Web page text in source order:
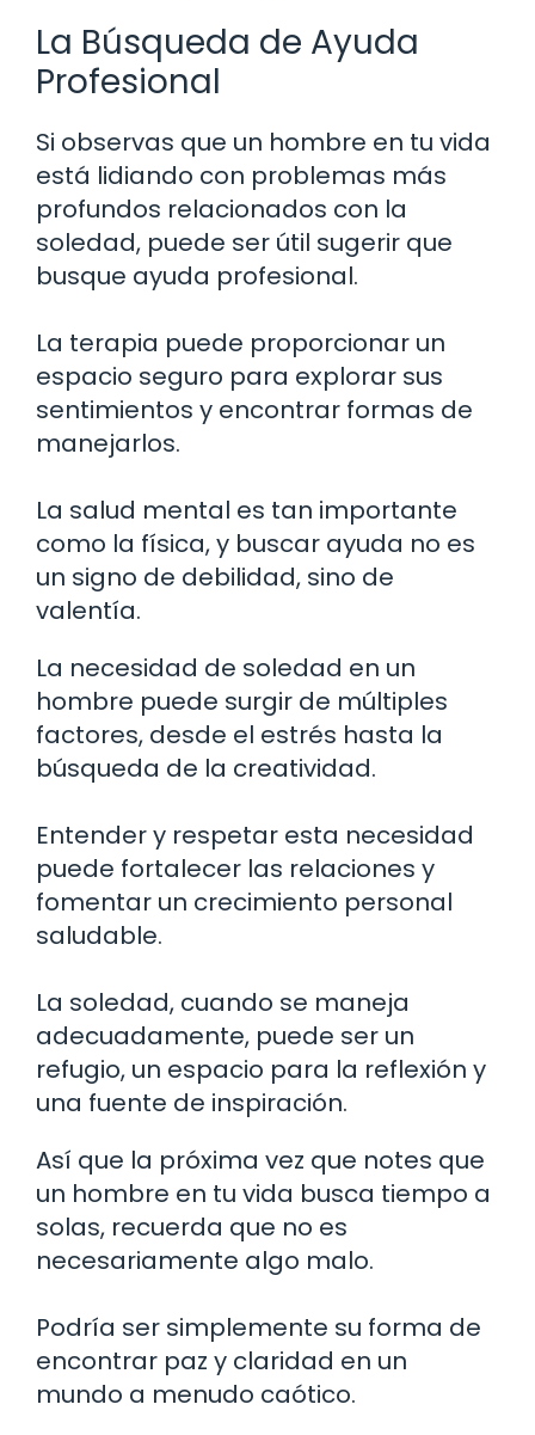
La Búsqueda de Ayuda
Profesional
Si observas que un hombre en tu vida
está lidiando con problemas más
profundos relacionados con la
soledad, puede ser útil sugerir que
busque ayuda profesional.
La terapia puede proporcionar un
espacio seguro para explorar sus
sentimientos y encontrar formas de
manejarlos.
La salud mental es tan importante
como la física, y buscar ayuda no es
un signo de debilidad, sino de
valentía.
La necesidad de soledad en un
hombre puede surgir de múltiples
factores, desde el estrés hasta la
búsqueda de la creatividad.
Entender y respetar esta necesidad
puede fortalecer las relaciones y
fomentar un crecimiento personal
saludable.
La soledad, cuando se maneja
adecuadamente, puede ser un
refugio, un espacio para la reflexión y
una fuente de inspiración.
Así que la próxima vez que notes que
un hombre en tu vida busca tiempo a
solas, recuerda que no es
necesariamente algo malo.
Podría ser simplemente su forma de
encontrar paz y claridad en un
mundo a menudo caótico.